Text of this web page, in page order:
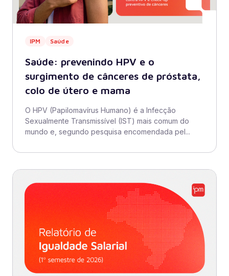
IPM Saúde
Saúde: prevenindo HPV e o
surgimento de cânceres de próstata,
colo de útero e mama
O HPV (Papilomavírus Humano) é a Infecção
Sexualmente Transmissível (IST) mais comum do
mundo e, segundo pesquisa encomendada pel...